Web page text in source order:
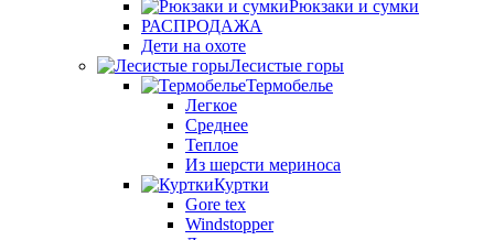
Рюкзаки и сумки
РАСПРОДАЖА
Дети на охоте
Лесистые горы
Термобелье
Легкое
Среднее
Теплое
Из шерсти мериноса
Куртки
Gore tex
Windstopper